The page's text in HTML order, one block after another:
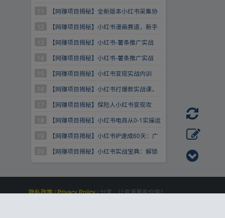
训营：用简单方式通过小红书快速变现！（55
节）
11
【网赚项目揭秘】全新版本小红书采集协
议＋无限曝光日引300＋精准粉
12
【网赚项目揭秘】小红书漫画赛道，新手
小白也可日入500+，强势引爆宝妈粉【揭秘】
13
【网赚项目揭秘】小红书-薯条推广实战
课：深度解析投放策略，助力笔记曝光飙升
14
【网赚项目揭秘】小红书-薯条推广实战
课：深度解析投放策略，助力笔记曝光飙升
15
【网赚项目揭秘】小红书变现实战内训
课，0-1实现小红书-IP变现底层逻辑/实战方法/
训练结合
16
【网赚项目揭秘】小红书打爆款实战课，
从0到1起号实战，实现小红书的运营突破
17
【网赚项目揭秘】保险人小红书变现攻
略，精准定位+爆款内容，助你业绩飙升
18
【网赚项目揭秘】小红书电商从0-1实操运
营课，让你从小白到精英
19
【网赚项目揭秘】小红书IP速成60天：广
告、电商实战+内容创作，快速实现商业变现
20
【网赚项目揭秘】小红书实战宝典：解锁
隐私政策 / Privacy Policy|分享，让资源更有价值！